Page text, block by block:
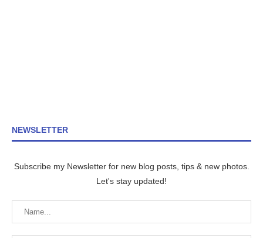
NEWSLETTER
Subscribe my Newsletter for new blog posts, tips & new photos.
Let's stay updated!